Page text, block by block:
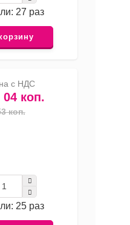
27 раз
с НДС
04 коп.
коп.
25 раз